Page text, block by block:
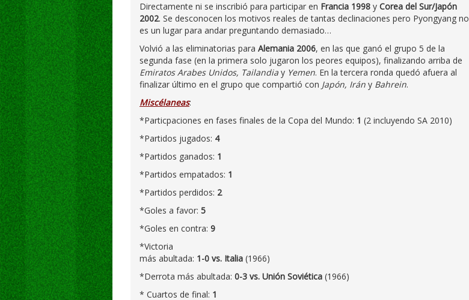
Directamente ni se inscribió para participar en Francia 1998 y Corea del Sur/Japón
2002. Se desconocen los motivos reales de tantas declinaciones pero Pyongyang no
es un lugar para andar preguntando demasiado…
Volvió a las eliminatorias para Alemania 2006, en las que ganó el grupo 5 de la
segunda fase (en la primera solo jugaron los peores equipos), finalizando arriba de
Emiratos Arabes Unidos, Tailandia y Yemen. En la tercera ronda quedó afuera al
finalizar último en el grupo que compartió con Japón, Irán y Bahrein.
Miscélaneas:
*Particpaciones en fases finales de la Copa del Mundo: 1 (2 incluyendo SA 2010)
*Partidos jugados: 4
*Partidos ganados: 1
*Partidos empatados: 1
*Partidos perdidos: 2
*Goles a favor: 5
*Goles en contra: 9
*Victoria
más abultada: 1-0 vs. Italia (1966)
*Derrota más abultada: 0-3 vs. Unión Soviética (1966)
* Cuartos de final: 1